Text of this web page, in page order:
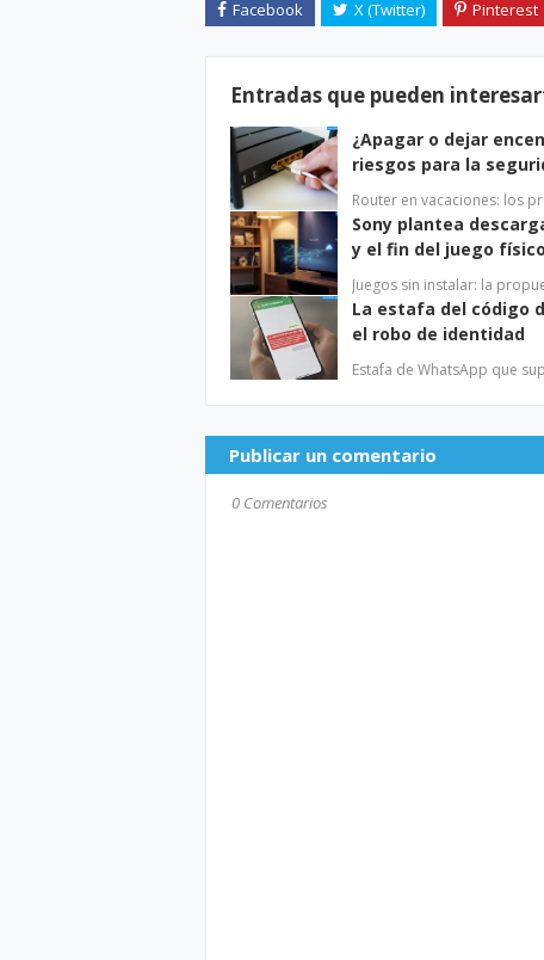
Entradas que pueden
¿Apagar o dejar
riesgos para la
Router en vacaciones: los
Sony plantea
y el fin del juego físico
Juegos sin instalar: la
La estafa del código
el robo de identidad
Estafa de WhatsApp que
Publicar un comentario
0 Comentarios